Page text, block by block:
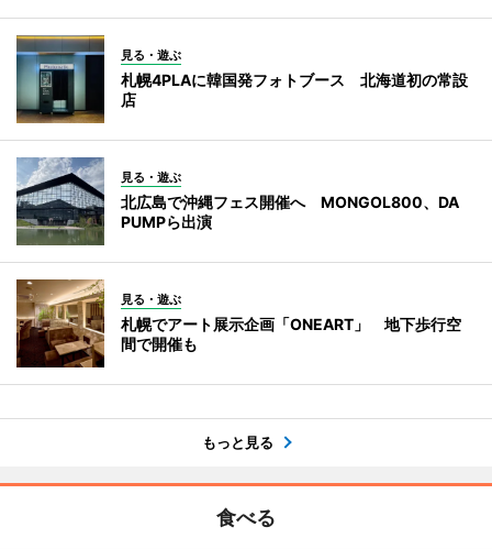
見る・遊ぶ
札幌4PLAに韓国発フォトブース 北海道初の常設
店
見る・遊ぶ
北広島で沖縄フェス開催へ MONGOL800、DA
PUMPら出演
見る・遊ぶ
札幌でアート展示企画「ONEART」 地下歩行空
間で開催も
もっと見る
食べる